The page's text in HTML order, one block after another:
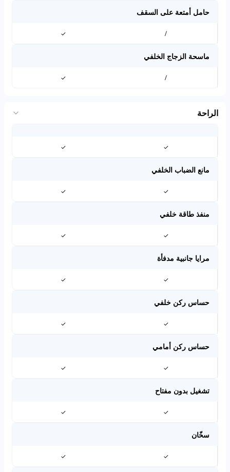
حامل أمتعة على السقف
/
✓
ماسحة الزجاج الخلفي
/
✓
الراحة
✓
✓
مانع الضباب الخلفي
✓
✓
منفذ طاقة خلفي
✓
✓
مرايا جانبية مدفأة
✓
✓
حساس ركن خلفي
✓
✓
حساس ركن أمامي
✓
✓
تشغيل بدون مفتاح
✓
✓
سخّان
✓
✓